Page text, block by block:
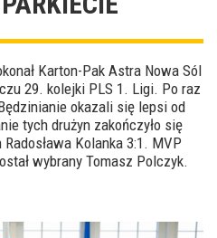
Karton-Pak Astra Nowa Sól
29. kolejki PLS 1. Ligi. Po raz
okazali się lepsi od
tych drużyn zakończyło się
Kolanka 3:1. MVP
wybrany Tomasz Polczyk.